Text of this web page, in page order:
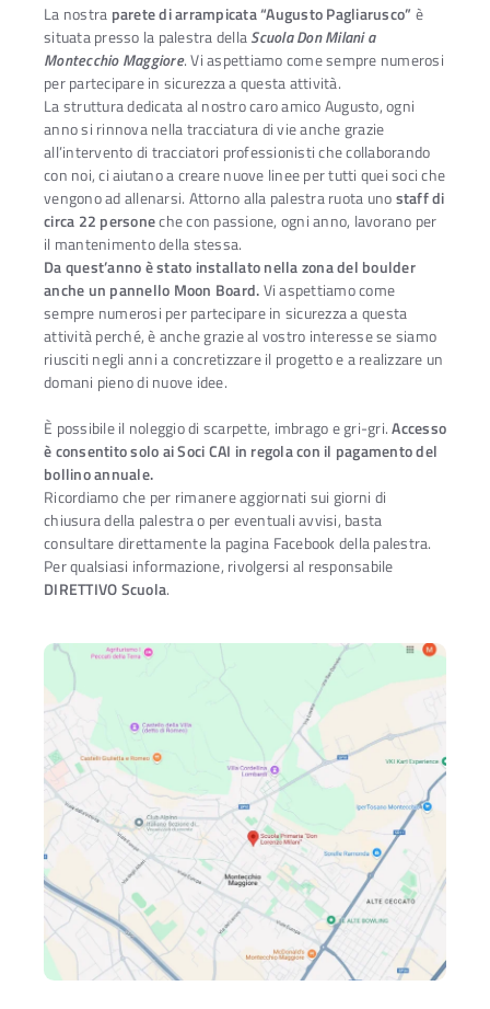
La nostra parete di arrampicata “Augusto Pagliarusco” è
situata presso la palestra dellaScuola Don Milani a
Montecchio Maggiore. Vi aspettiamo come sempre numerosi
per partecipare in sicurezza a questa attività.
La struttura dedicata al nostro caro amico Augusto, ogni
anno si rinnova nella tracciatura di vie anche grazie
all’intervento di tracciatori professionisti che collaborando
con noi, ci aiutano a creare nuove linee per tutti quei soci che
vengono ad allenarsi. Attorno alla palestra ruota unostaff di
circa 22 personeche con passione, ogni anno, lavorano per
il mantenimento della stessa.
Da quest’anno è stato installato nella zona del boulder
anche un pannello Moon Board.Vi aspettiamo come
sempre numerosi per partecipare in sicurezza a questa
attività perché, è anche grazie al vostro interesse se siamo
riusciti negli anni a concretizzare il progetto e a realizzare un
domani pieno di nuove idee.
È possibile il noleggio di scarpette, imbrago e gri-gri.Accesso
è consentito solo ai Soci CAI in regola con il pagamento del
bollino annuale.
Ricordiamo che per rimanere aggiornati sui giorni di
chiusura della palestra o per eventuali avvisi, basta
consultare direttamente la pagina Facebook della palestra.
Per qualsiasi informazione, rivolgersi al responsabile
DIRETTIVO Scuola.